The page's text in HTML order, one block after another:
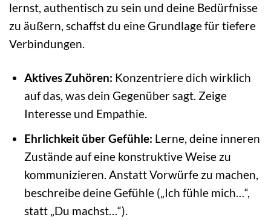
lernst, authentisch zu sein und deine Bedürfnisse
zu äußern, schaffst du eine Grundlage für tiefere
Verbindungen.
Aktives Zuhören: Konzentriere dich wirklich
auf das, was dein Gegenüber sagt. Zeige
Interesse und Empathie.
Ehrlichkeit über Gefühle: Lerne, deine inneren
Zustände auf eine konstruktive Weise zu
kommunizieren. Anstatt Vorwürfe zu machen,
beschreibe deine Gefühle („Ich fühle mich…“,
statt „Du machst…“).